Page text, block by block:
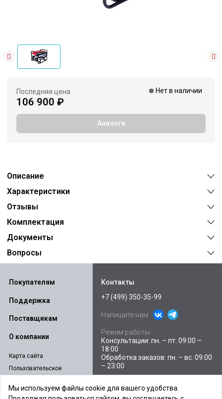
Последняя цена
106 900 ₽
Нет в наличии
Аналоги
Описание
Характеристики
Отзывы
Комплектация
Документы
Вопросы
Покупателям
Поддержка
Поставщикам
О компании
Карта сайта
Пользовательское
соглашение
Политика
Контакты
+7 (499) 350-35-99
Напишите нам:
Режим работы:
Консультации: пн. – пт. 09:00 –
18:00
Обработка заказов: пн. – вс. 09:00
– 23:00
Мы используем файлы cookie для вашего удобства.